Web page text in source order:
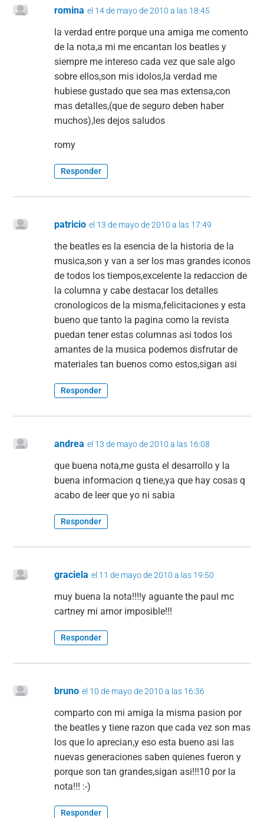
romina el 14 de mayo de 2010 a las 18:45
la verdad entre porque una amiga me comento
de la nota,a mi me encantan los beatles y
siempre me intereso cada vez que sale algo
sobre ellos,son mis idolos,la verdad me
hubiese gustado que sea mas extensa,con
mas detalles,(que de seguro deben haber
muchos),les dejos saludos
romy
Responder
patricio el 13 de mayo de 2010 a las 17:49
the beatles es la esencia de la historia de la
musica,son y van a ser los mas grandes iconos
de todos los tiempos,excelente la redaccion de
la columna y cabe destacar los detalles
cronologicos de la misma,felicitaciones y esta
bueno que tanto la pagina como la revista
puedan tener estas columnas asi todos los
amantes de la musica podemos disfrutar de
materiales tan buenos como estos,sigan asi
Responder
andrea el 13 de mayo de 2010 a las 16:08
que buena nota,me gusta el desarrollo y la
buena informacion q tiene,ya que hay cosas q
acabo de leer que yo ni sabia
Responder
graciela el 11 de mayo de 2010 a las 19:50
muy buena la nota!!!!y aguante the paul mc
cartney mi amor imposible!!!
Responder
bruno el 10 de mayo de 2010 a las 16:36
comparto con mi amiga la misma pasion por
the beatles y tiene razon que cada vez son mas
los que lo aprecian,y eso esta bueno asi las
nuevas generaciones saben quienes fueron y
porque son tan grandes,sigan asi!!!10 por la
nota!!! :-)
Responder